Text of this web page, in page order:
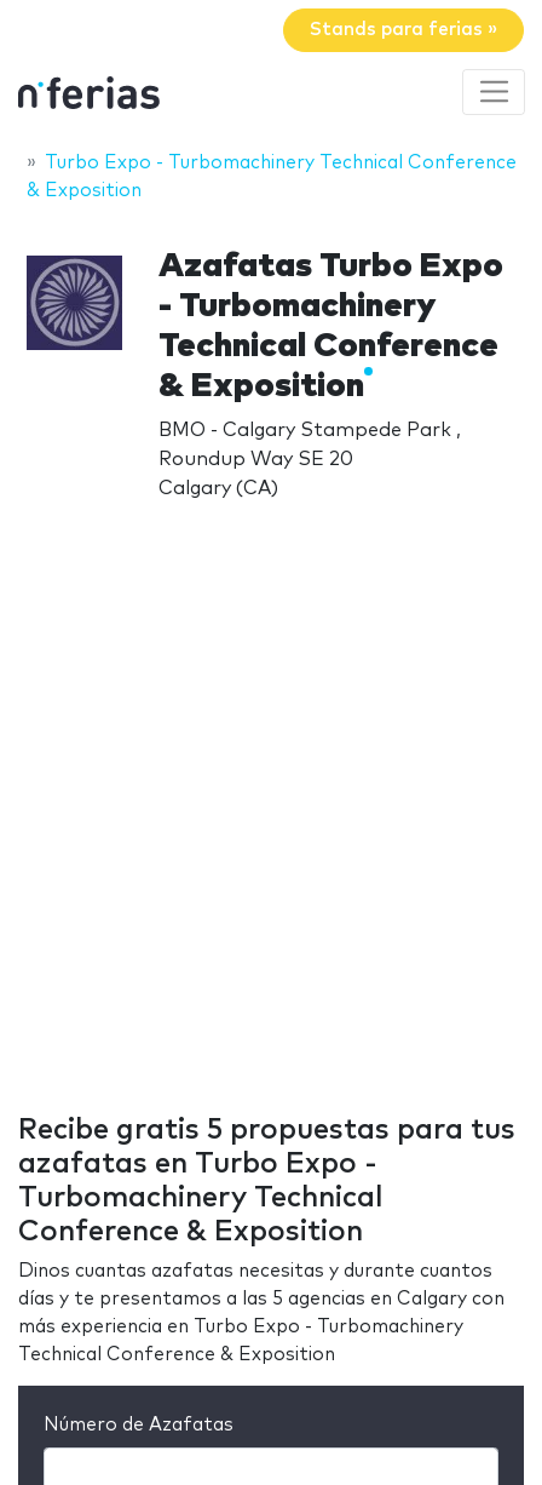
Stands para ferias »
Turbo Expo - Turbomachinery Technical Conference
& Exposition
Azafatas Turbo Expo
- Turbomachinery
Technical Conference
& Exposition
BMO - Calgary Stampede Park ,
Roundup Way SE 20
Calgary (CA)
Recibe gratis 5 propuestas para tus
azafatas en Turbo Expo -
Turbomachinery Technical
Conference & Exposition
Dinos cuantas azafatas necesitas y durante cuantos
días y te presentamos a las 5 agencias en Calgary con
más experiencia en Turbo Expo - Turbomachinery
Technical Conference & Exposition
Número de Azafatas